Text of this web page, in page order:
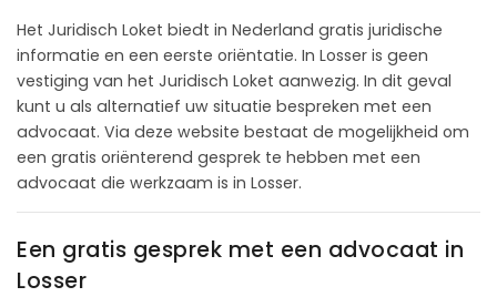
Het Juridisch Loket biedt in Nederland gratis juridische
informatie en een eerste oriëntatie. In Losser is geen
vestiging van het Juridisch Loket aanwezig. In dit geval
kunt u als alternatief uw situatie bespreken met een
advocaat. Via deze website bestaat de mogelijkheid om
een gratis oriënterend gesprek te hebben met een
advocaat die werkzaam is in Losser.
Een gratis gesprek met een advocaat in
Losser